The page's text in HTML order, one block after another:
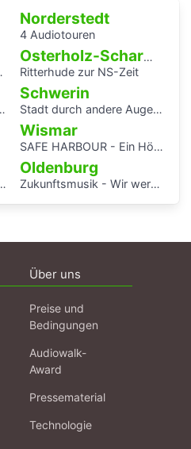
Norderstedt
4 Audiotouren
Osterholz-Scharmbeck
Ritterhude zur NS-Zeit
Schwerin
Stadt durch andere Augen - Schwerin Dreesch
Wismar
SAFE HARBOUR - Ein Hörspaziergang über Migrationsgeschichte
Oldenburg
Zukunftsmusik - Wir werden uns erinnert haben.
Über uns
Preise und
Bedingungen
Audiowalk-
Award
Pressematerial
Technologie